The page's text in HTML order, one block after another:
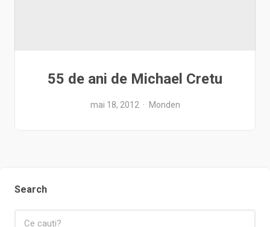
55 de ani de Michael Cretu
mai 18, 2012 Monden
Search